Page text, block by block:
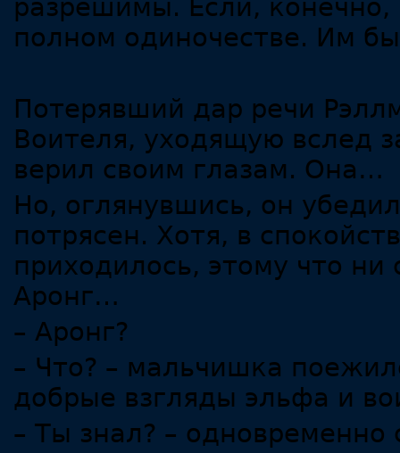
разрешимы. Если,
полном одиночестве. Им
Потерявший дар речи
Воителя, уходящую вслед
верил своим глазам. Она…
Но, оглянувшись, он
потрясен. Хотя, в
приходилось, этому что ни
Аронг…
– Аронг?
– Что? – мальчишка
добрые взгляды эльфа и
– Ты знал? – одновременно